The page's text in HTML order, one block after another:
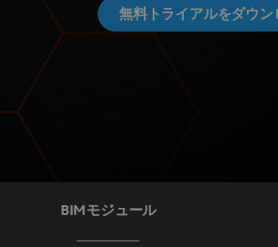
無料トライアルをダウン
BIMモジュール